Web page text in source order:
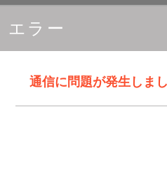
エラー
通信に問題が発生しま